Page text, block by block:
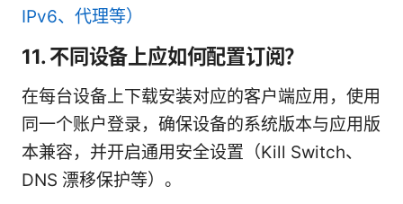
IPv6、代理等）
11. 不同设备上应如何配置订阅？
在每台设备上下载安装对应的客户端应用，使用
同一个账户登录，确保设备的系统版本与应用版
本兼容，并开启通用安全设置（Kill Switch、
DNS 漂移保护等）。